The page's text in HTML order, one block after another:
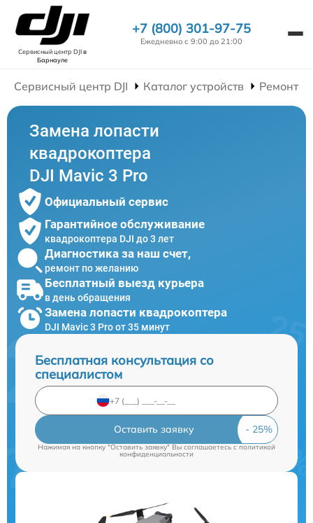
Сервисный центр DJIв
Барнауле
+7 (800) 301-97-75
Ежедневно с 9:00 до 21:00
Сервисный центр DJI Каталог устройств Ремонт
Замена лопасти
квадрокоптера
DJI Mavic 3 Pro
Официальный сервис
Гарантийное обслуживание
квадрокоптера DJI до 3 лет
Диагностика за наш счет,
ремонт по желанию
Бесплатный выезд курьера
в день обращения
Замена лопасти квадрокоптера
DJI Mavic 3 Pro от 35 минут
Бесплатная консультация со
специалистом
Оставить заявку
Нажимая на кнопку "Оставить заявку" Вы соглашаетесь cполитикой
конфиденциальности